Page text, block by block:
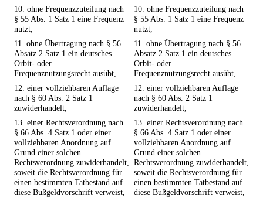
10. ohne Frequenzzuteilung nach
§ 55 Abs. 1 Satz 1 eine Frequenz
nutzt,
10. ohne Frequenzzuteilung nach
§ 55 Abs. 1 Satz 1 eine Frequenz
nutzt,
11. ohne Übertragung nach § 56
Absatz 2 Satz 1 ein deutsches
Orbit- oder
Frequenznutzungsrecht ausübt,
11. ohne Übertragung nach § 56
Absatz 2 Satz 1 ein deutsches
Orbit- oder
Frequenznutzungsrecht ausübt,
12. einer vollziehbaren Auflage
nach § 60 Abs. 2 Satz 1
zuwiderhandelt,
12. einer vollziehbaren Auflage
nach § 60 Abs. 2 Satz 1
zuwiderhandelt,
13. einer Rechtsverordnung nach
§ 66 Abs. 4 Satz 1 oder einer
vollziehbaren Anordnung auf
Grund einer solchen
Rechtsverordnung zuwiderhandelt,
soweit die Rechtsverordnung für
einen bestimmten Tatbestand auf
diese Bußgeldvorschrift verweist,
13. einer Rechtsverordnung nach
§ 66 Abs. 4 Satz 1 oder einer
vollziehbaren Anordnung auf
Grund einer solchen
Rechtsverordnung zuwiderhandelt,
soweit die Rechtsverordnung für
einen bestimmten Tatbestand auf
diese Bußgeldvorschrift verweist,